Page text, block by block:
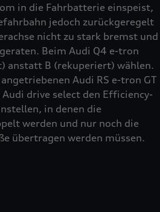
in die Fahrbatterie einspeist,
jedoch zurückgeregelt
nicht zu stark bremst und
Beim Audi Q4 e-tron
anstatt B (rekuperiert) wählen.
Audi RS e-tron GT
drive select den Efficiency-
in denen die
werden und nur noch die
übertragen werden müssen.